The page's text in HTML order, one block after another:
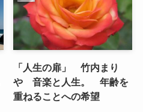
「人生の扉」 竹内まり
や 音楽と人生。 年齢を
重ねることへの希望